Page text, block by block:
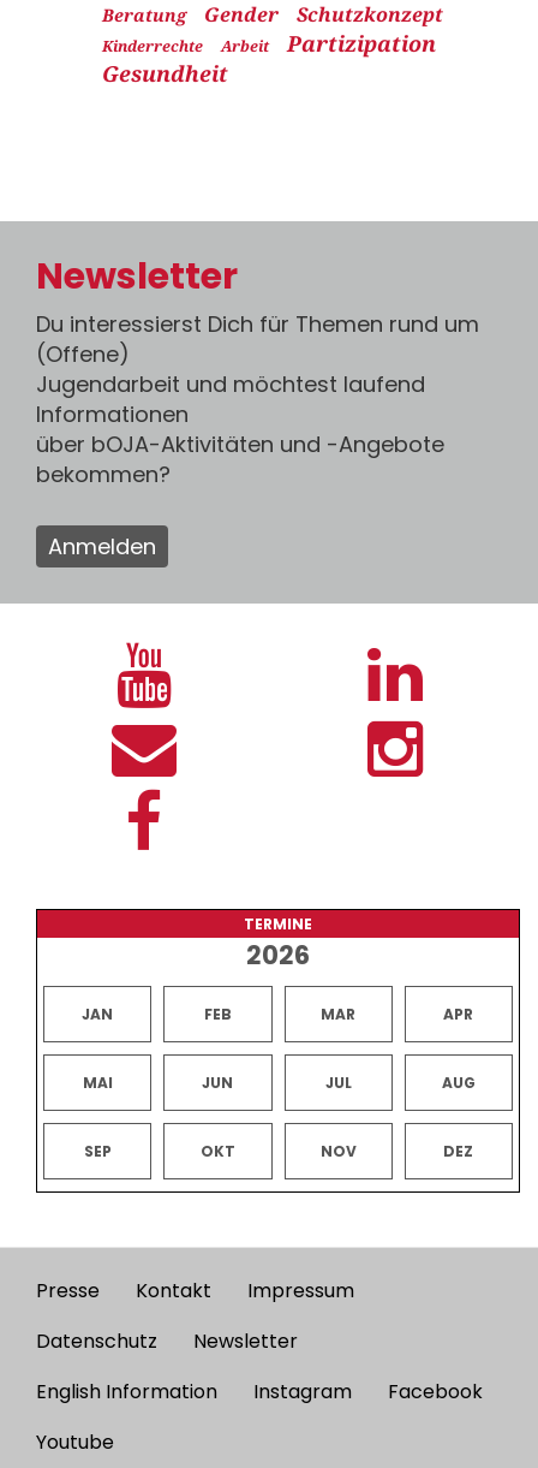
Beratung Gender Schutzkonzept
Kinderrechte Arbeit
Partizipation
Gesundheit
Newsletter
Du interessierst Dich für Themen rund um
(Offene)
Jugendarbeit und möchtest laufend
Informationen
über bOJA-Aktivitäten und -Angebote
bekommen?
Anmelden
TERMINE
2026
JAN FEB MAR APR
MAI JUN JUL AUG
SEP OKT NOV DEZ
Footer
menu
Presse Kontakt
Impressum
Datenschutz
Newsletter
English Information
Instagram
Facebook
Youtube